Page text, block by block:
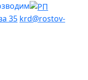
35 krd@rostov-